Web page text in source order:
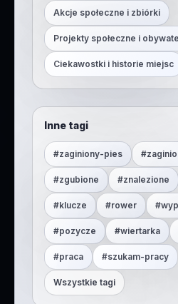
Akcje społeczne i zbiórki
Projekty społeczne i
Ciekawostki i historie miejsc
Inne tagi
#zaginiony-pies #
#zgubione #znalezione
#klucze #rower #
#pozycze #wiertarka
#praca #szukam-pracy
Wszystkie tagi